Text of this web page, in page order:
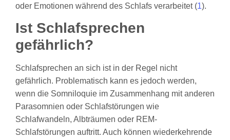
oder Emotionen während des Schlafs verarbeitet (1).
Ist Schlafsprechen
gefährlich?
Schlafsprechen an sich ist in der Regel nicht
gefährlich. Problematisch kann es jedoch werden,
wenn die Somniloquie im Zusammenhang mit anderen
Parasomnien oder Schlafstörungen wie
Schlafwandeln, Albträumen oder REM-
Schlafstörungen auftritt. Auch können wiederkehrende